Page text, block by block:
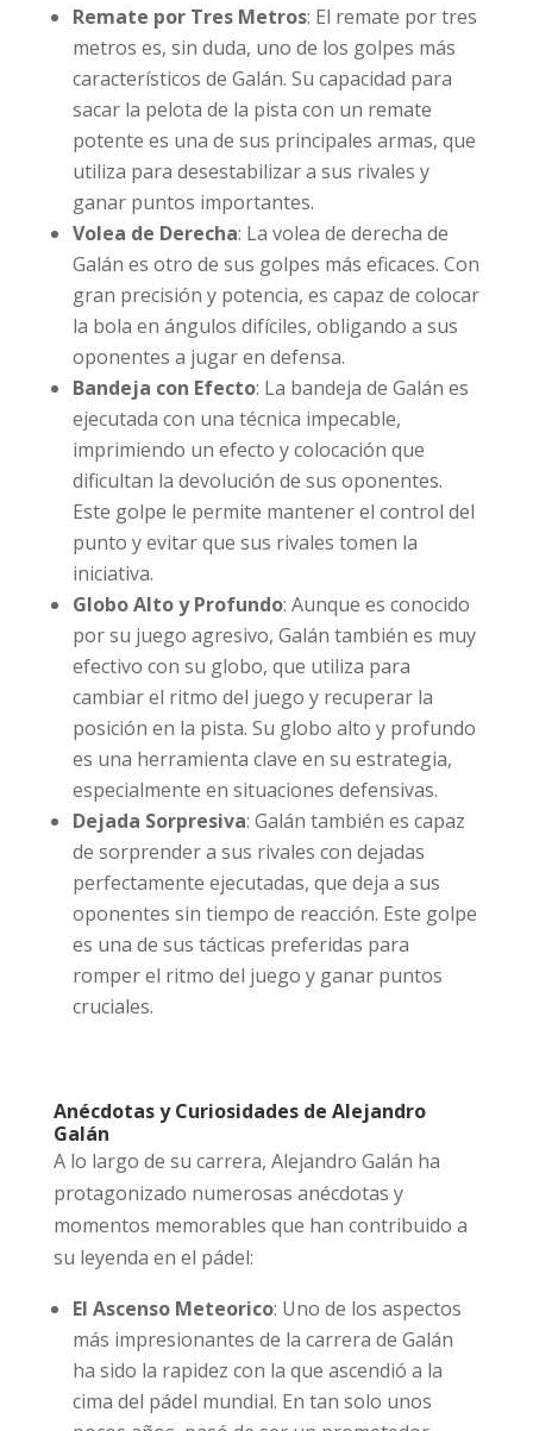
Remate por Tres Metros: El remate por tres
metros es, sin duda, uno de los golpes más
característicos de Galán. Su capacidad para
sacar la pelota de la pista con un remate
potente es una de sus principales armas, que
utiliza para desestabilizar a sus rivales y
ganar puntos importantes.
Volea de Derecha: La volea de derecha de
Galán es otro de sus golpes más eficaces. Con
gran precisión y potencia, es capaz de colocar
la bola en ángulos difíciles, obligando a sus
oponentes a jugar en defensa.
Bandeja con Efecto: La bandeja de Galán es
ejecutada con una técnica impecable,
imprimiendo un efecto y colocación que
dificultan la devolución de sus oponentes.
Este golpe le permite mantener el control del
punto y evitar que sus rivales tomen la
iniciativa.
Globo Alto y Profundo: Aunque es conocido
por su juego agresivo, Galán también es muy
efectivo con su globo, que utiliza para
cambiar el ritmo del juego y recuperar la
posición en la pista. Su globo alto y profundo
es una herramienta clave en su estrategia,
especialmente en situaciones defensivas.
Dejada Sorpresiva: Galán también es capaz
de sorprender a sus rivales con dejadas
perfectamente ejecutadas, que deja a sus
oponentes sin tiempo de reacción. Este golpe
es una de sus tácticas preferidas para
romper el ritmo del juego y ganar puntos
cruciales.
Anécdotas y Curiosidades de Alejandro
Galán
A lo largo de su carrera, Alejandro Galán ha
protagonizado numerosas anécdotas y
momentos memorables que han contribuido a
su leyenda en el pádel:
El Ascenso Meteorico: Uno de los aspectos
más impresionantes de la carrera de Galán
ha sido la rapidez con la que ascendió a la
cima del pádel mundial. En tan solo unos